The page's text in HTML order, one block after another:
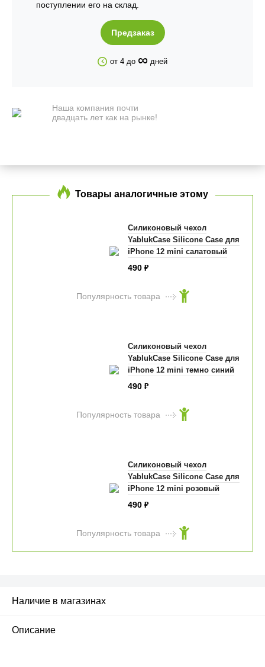
поступлении его на склад.
Предзаказ
от 4 до ∞ дней
Наша компания почти
двадцать лет как на рынке!
Товары аналогичные этому
Силиконовый чехол
YablukCase Silicone Case для
iPhone 12 mini салатовый
490 ₽
Популярность товара
Силиконовый чехол
YablukCase Silicone Case для
iPhone 12 mini темно синий
490 ₽
Популярность товара
Силиконовый чехол
YablukCase Silicone Case для
iPhone 12 mini розовый
490 ₽
Популярность товара
Наличие в магазинах
Описание